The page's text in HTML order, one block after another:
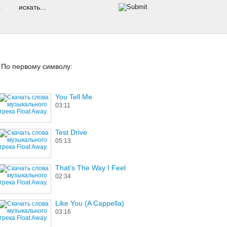
По первому символу:
You Tell Me
03:11
Test Drive
05:13
That's The Way I Feel
02:34
Like You (A Cappella)
03:16